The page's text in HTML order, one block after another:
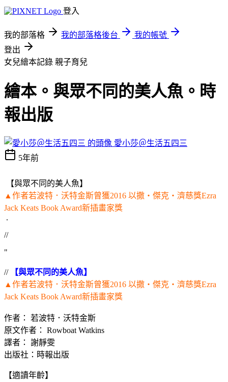
登入
我的部落格 我的部落格後台
我的帳號
登出
女兒繪本記錄 親子育兒
繪本。與眾不同的美人魚。時
報出版
愛小莎＠生活五四三
5年前
【與眾不同的美人魚】
▲作者若波特．沃特金斯曾獲2016 以撒‧傑克‧濟慈獎Ezra
Jack Keats Book Award新插畫家獎
.
//
"
//
【與眾不同的美人魚】
▲作者若波特．沃特金斯曾獲2016 以撒‧傑克‧濟慈獎Ezra
Jack Keats Book Award新插畫家獎
作者： 若波特．沃特金斯
原文作者： Rowboat Watkins
譯者： 謝靜雯
出版社：時報出版
【適讀年齡】